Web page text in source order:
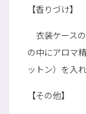
【香りづけ】
衣装ケース
の中にアロマ
ットン）を入
【その他】